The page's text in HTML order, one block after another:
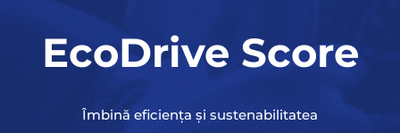
EcoDrive Score
Îmbină eficiența și sustenabilitatea